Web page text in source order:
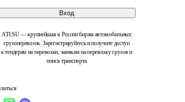
Вход
ATI.SU — крупнейшая в России биржа автомобильных
грузоперевозок. Зарегистрируйтесь и получите доступ
к тендерам на перевозки, заявкам на перевозку грузов и
поиск транспорта